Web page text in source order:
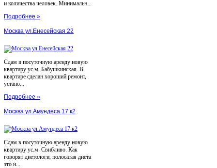
и количества человек. Минимальн...
Подробнее »
Москва ул.Енесейская 22
Сдам в посуточную аренду новую
квартиру ус.м. Бабушкинская. В
квартире сделан хороший ремонт,
устано...
Подробнее »
Москва ул.Амундеса 17 к2
Сдам в посуточную аренду новую
квартиру ус.м. Свибливо. Как
говорят диетологи, полосатая диета
это н...